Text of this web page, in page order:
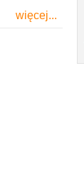
więcej...